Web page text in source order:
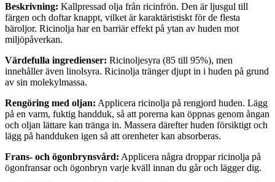
Beskrivning: Kallpressad olja från ricinfrön. Den är ljusgul till
färgen och doftar knappt, vilket är karaktäristiskt för de flesta
bäroljor. Ricinolja har en barriär effekt på ytan av huden mot
miljöpåverkan.
Värdefulla ingredienser: Ricinoljesyra (85 till 95%), men
innehåller även linolsyra. Ricinolja tränger djupt in i huden på grund
av sin molekylmassa.
Rengöring med oljan: Applicera ricinolja på rengjord huden. Lägg
på en varm, fuktig handduk, så att porerna kan öppnas genom ångan
och oljan lättare kan tränga in. Massera därefter huden försiktigt och
lägg på handduken igen så att orenheter kan absorberas.
Frans- och ögonbrynsvård: Applicera några droppar ricinolja på
ögonfransar och ögonbryn varje kväll innan du går och lägger dig.